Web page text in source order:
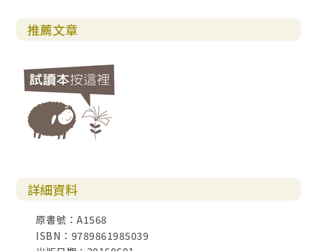
推薦文章
詳細資料
原書號：A1568
ISBN：9789861985039